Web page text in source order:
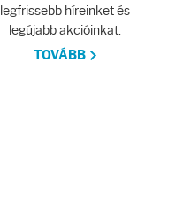
legfrissebb híreinket és
legújabb akcióinkat.
TOVÁBB